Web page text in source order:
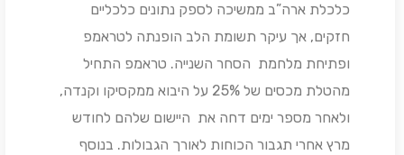
כלכלת ארה”ב ממשיכה לספק נתונים כלכליים
חזקים, אך עיקר תשומת הלב הופנתה לטראמפ
ופתיחת מלחמת הסחר השנייה. טראמפ התחיל
מהטלת מכסים של 25% על היבוא ממקסיקו וקנדה,
ולאחר מספר ימים דחה את היישום שלהם לחודש
מרץ אחרי תגבור הכוחות לאורך הגבולות. בנוסף